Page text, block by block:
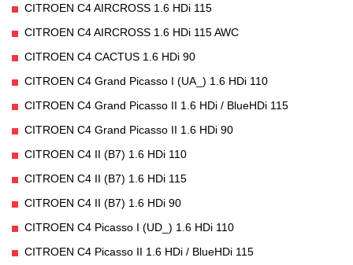
CITROEN C4 AIRCROSS 1.6 HDi 115
CITROEN C4 AIRCROSS 1.6 HDi 115 AWC
CITROEN C4 CACTUS 1.6 HDi 90
CITROEN C4 Grand Picasso I (UA_) 1.6 HDi 110
CITROEN C4 Grand Picasso II 1.6 HDi / BlueHDi 115
CITROEN C4 Grand Picasso II 1.6 HDi 90
CITROEN C4 II (B7) 1.6 HDi 110
CITROEN C4 II (B7) 1.6 HDi 115
CITROEN C4 II (B7) 1.6 HDi 90
CITROEN C4 Picasso I (UD_) 1.6 HDi 110
CITROEN C4 Picasso II 1.6 HDi / BlueHDi 115